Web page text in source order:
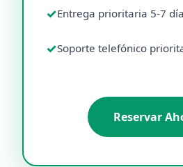
Entrega prioritaria 5-7
Soporte telefónico
Reservar